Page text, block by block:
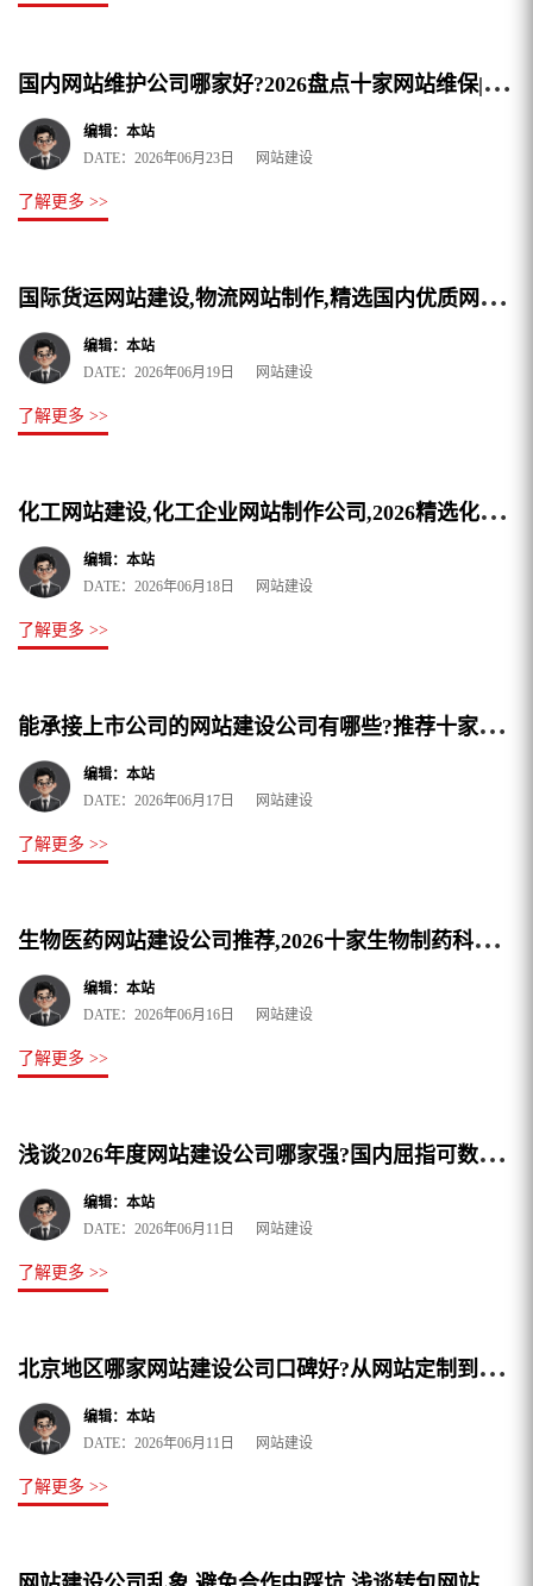
国
内网站维护公司哪家好?2026盘点十家网站维保|网站托管公司全面护网保障
编辑：本站
DATE：2026年06月23日 网站建设
了解更多 >>
国
际货运网站建设,物流网站制作,精选国内优质网站设计搭建公司
编辑：本站
DATE：2026年06月19日 网站建设
了解更多 >>
化
工网站建设,化工企业网站制作公司,2026精选化工网站设计公司,支持源码交付
编辑：本站
DATE：2026年06月18日 网站建设
了解更多 >>
能
承接上市公司的网站建设公司有哪些?推荐十家给上市公司制作搭建网站的服务商
编辑：本站
DATE：2026年06月17日 网站建设
了解更多 >>
生
物医药网站建设公司推荐,2026十家生物制药科技网站制作公司口碑选型
编辑：本站
DATE：2026年06月16日 网站建设
了解更多 >>
浅
谈2026年度网站建设公司哪家强?国内屈指可数的网站制作服务商特色,助力企业选型
编辑：本站
DATE：2026年06月11日 网站建设
了解更多 >>
北
京地区哪家网站建设公司口碑好?从网站定制到售后服务全覆盖
编辑：本站
DATE：2026年06月11日 网站建设
了解更多 >>